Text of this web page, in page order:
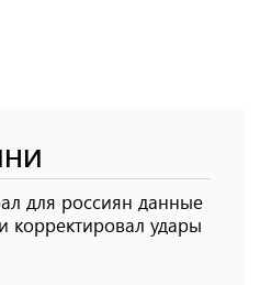
для россиян данные
​​корректировал удары